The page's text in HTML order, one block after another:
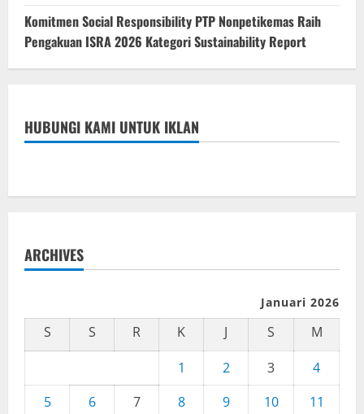
Komitmen Social Responsibility PTP Nonpetikemas Raih
Pengakuan ISRA 2026 Kategori Sustainability Report
HUBUNGI KAMI UNTUK IKLAN
ARCHIVES
Januari 2026
S S R K J S
M
1
2 3
4
5
6 7 8 9 10
11